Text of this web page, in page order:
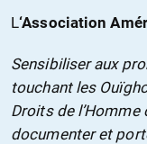
L‘Association
Sensibiliser aux
touchant les
Droits de
documenter et